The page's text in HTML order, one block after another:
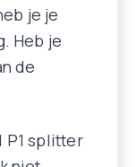
je je
Heb je
de
P1 splitter